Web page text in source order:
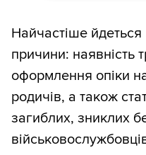
Найчастіше
причини: наявність
оформлення опіки
родичів, а також
загиблих, зниклих